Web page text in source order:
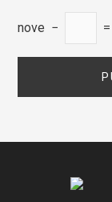
nove − =